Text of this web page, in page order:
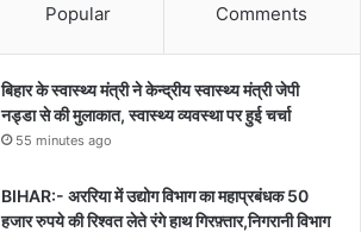
Popular Comments
बिहार के स्वास्थ्य मंत्री ने केन्द्रीय स्वास्थ्य मंत्री जेपी
नड्डा से की मुलाकात, स्वास्थ्य व्यवस्था पर हुई चर्चा
55 minutes ago
BIHAR:- अररिया में उद्योग विभाग का महाप्रबंधक 50
हजार रुपये की रिश्वत लेते रंगे हाथ गिरफ़्तार,निगरानी विभाग